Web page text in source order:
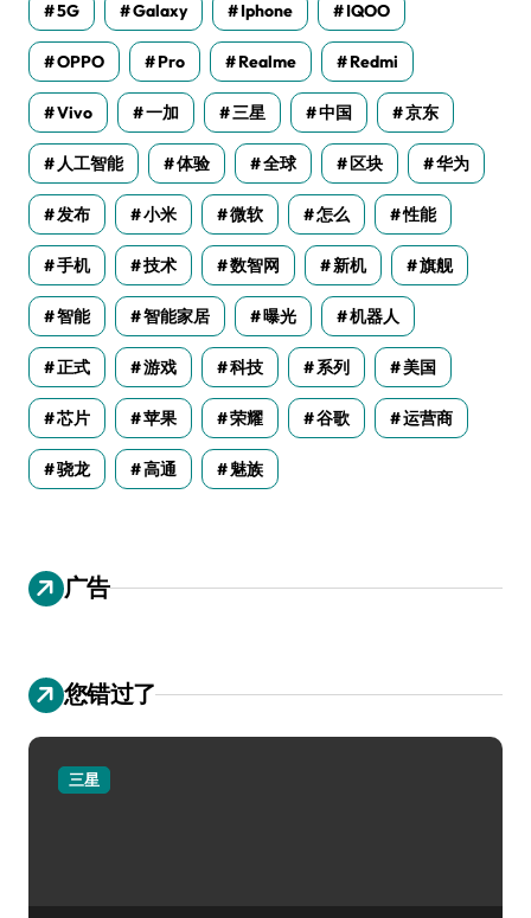
5G Galaxy Iphone IQOO
OPPO Pro Realme Redmi
Vivo 一加 三星 中国 京东
人工智能 体验 全球 区块 华为
发布 小米 微软 怎么 性能
手机 技术 数智网 新机 旗舰
智能 智能家居 曝光 机器人
正式 游戏 科技 系列 美国
芯片 苹果 荣耀 谷歌 运营商
骁龙 高通 魅族
广告
您错过了
三星